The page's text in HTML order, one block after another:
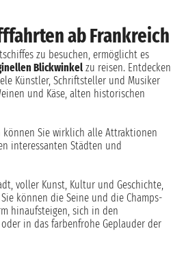
ab Frankreich
zu besuchen, ermöglicht es
Blickwinkel zu reisen. Entdecken
Künstler, Schriftsteller und Musiker
und Käse, alten historischen
können Sie wirklich alle Attraktionen
interessanten Städten und
voller Kunst, Kultur und Geschichte,
können die Seine und die Champs-
hinaufsteigen, sich in den
in das farbenfrohe Geplauder der